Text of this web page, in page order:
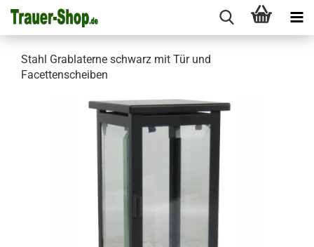
Stahl Grablaterne schwarz mit Tür und
Facettenscheiben